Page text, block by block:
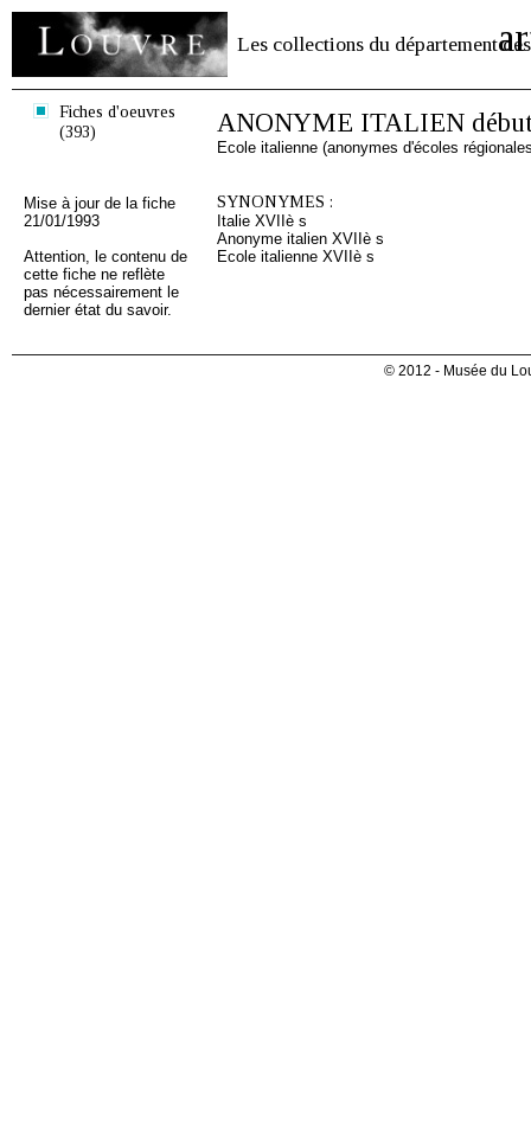
Les collections du département des
Fiches d'oeuvres
(393)
Mise à jour de la fiche
21/01/1993
Attention, le contenu de
cette fiche ne reflète
pas nécessairement le
dernier état du savoir.
ANONYME ITALIEN
Ecole italienne (anonymes d'écoles
SYNONYMES :
Italie XVIIè s
Anonyme italien XVIIè s
Ecole italienne XVIIè s
© 2012 - Musée du